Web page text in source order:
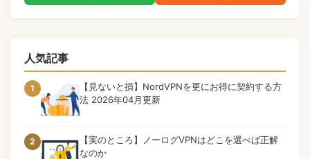
人気記事
1
【見ないと損】NordVPNを更にお得に契約する方
法 2026年04月更新
2
【実のところ】ノーログVPNはどこを選べば正解
なのか